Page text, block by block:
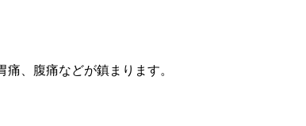
、腹痛などが鎮まります。